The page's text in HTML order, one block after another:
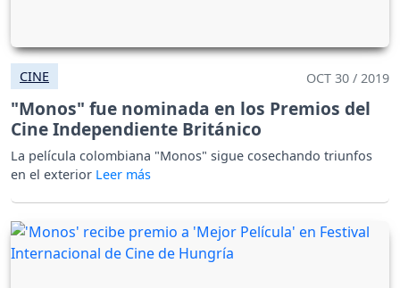
CINE OCT 30 / 2019
"Monos" fue nominada en los Premios del
Cine Independiente Británico
La película colombiana "Monos" sigue cosechando triunfos
en el exterior